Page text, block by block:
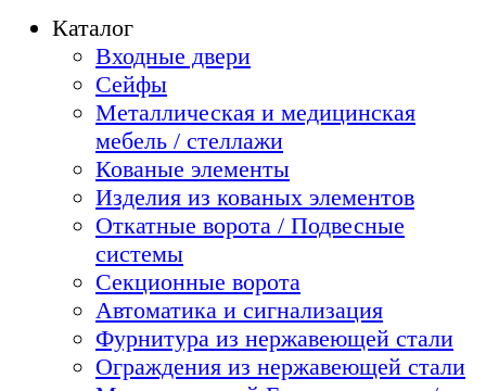
Каталог
Входные двери
Сейфы
Металлическая и медицинская
мебель / стеллажи
Кованые элементы
Изделия из кованых элементов
Откатные ворота / Подвесные
системы
Секционные ворота
Автоматика и сигнализация
Фурнитура из нержавеющей стали
Ограждения из нержавеющей стали